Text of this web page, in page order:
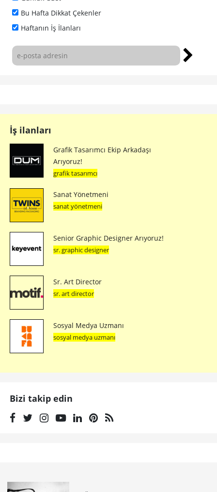
Bu Hafta Dikkat Çekenler
Haftanın İş İlanları
İş ilanları
Grafik Tasarımcı Ekip Arkadaşı
Arıyoruz!
grafik tasarımcı
Sanat Yönetmeni
sanat yönetmeni
Senior Graphic Designer Arıyoruz!
sr. graphic designer
Sr. Art Director
sr. art director
Sosyal Medya Uzmanı
sosyal medya uzmanı
Bizi takip edin